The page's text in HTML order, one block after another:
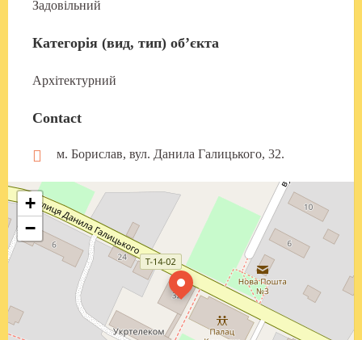
Задовільний
Категорія (вид, тип) об’єкта
Архітектурний
Contact
м. Борислав, вул. Данила Галицького, 32.
+
−